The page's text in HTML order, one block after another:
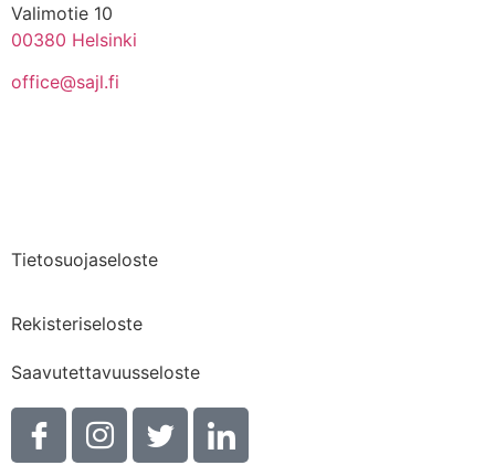
Valimotie 10
00380 Helsinki
office@sajl.fi
Tietosuojaseloste
Rekisteriseloste
Saavutettavuusseloste